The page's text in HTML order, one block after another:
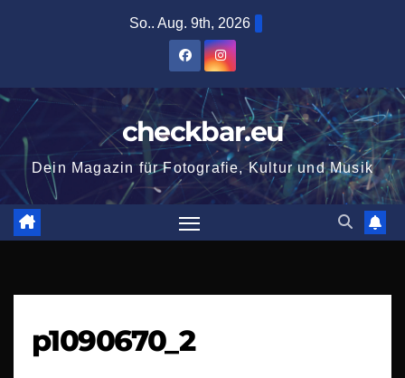
So.. Aug. 9th, 2026
checkbar.eu
Dein Magazin für Fotografie, Kultur und Musik
p1090670_2